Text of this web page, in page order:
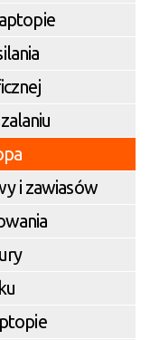
i zawiasów